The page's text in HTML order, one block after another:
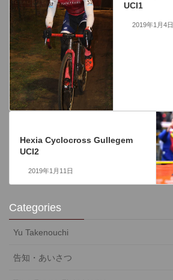
UCI1
2019年1月4日
Hexia Cyclocross Gullegem
UCI2
2019年1月11日
Categories
Yu Takenouchi
告知・あいさつ